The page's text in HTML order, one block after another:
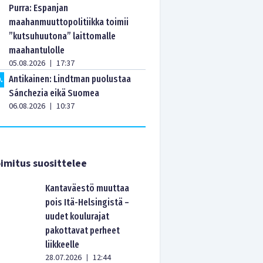
Purra: Espanjan
maahanmuuttopolitiikka toimii
”kutsuhuutona” laittomalle
maahantulolle
05.08.2026 | 17:37
. Antikainen: Lindtman puolustaa
Sánchezia eikä Suomea
06.08.2026 | 10:37
suosittelee
Kantaväestö muuttaa
pois Itä-Helsingistä –
uudet koulurajat
pakottavat perheet
liikkeelle
28.07.2026 | 12:44